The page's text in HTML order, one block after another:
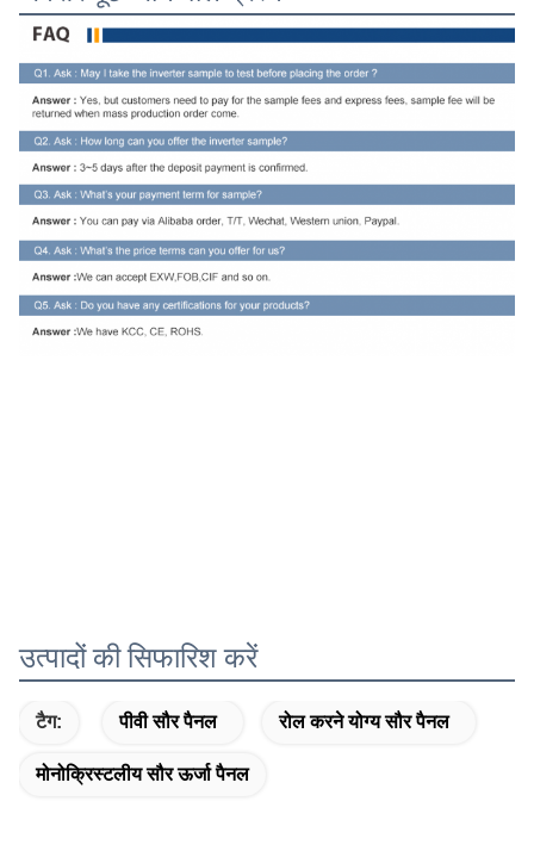
उत्पादों की सिफारिश करें
टैग: पीवी सौर पैनल रोल करने योग्य सौर पैनल
मोनोक्रिस्टलीय सौर ऊर्जा पैनल